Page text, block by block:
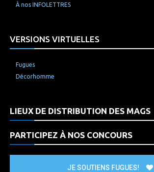
À nos INFOLETTRES
VERSIONS VIRTUELLES
Fugues
Décorhomme
LIEUX DE DISTRIBUTION DES MAGS
PARTICIPEZ À NOS CONCOURS
JE SOUTIENS FUGUES!